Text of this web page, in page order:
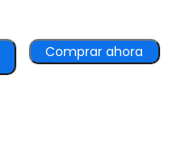
Comprar ahora